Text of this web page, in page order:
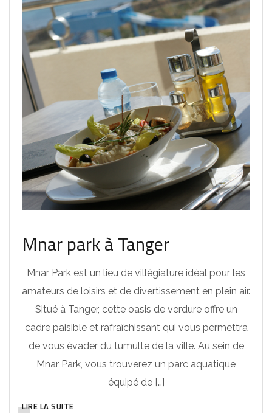
Mnar park à Tanger
Mnar Park est un lieu de villégiature idéal pour les
amateurs de loisirs et de divertissement en plein air.
Situé à Tanger, cette oasis de verdure offre un
cadre paisible et rafraîchissant qui vous permettra
de vous évader du tumulte de la ville. Au sein de
Mnar Park, vous trouverez un parc aquatique
équipé de […]
LIRE LA SUITE